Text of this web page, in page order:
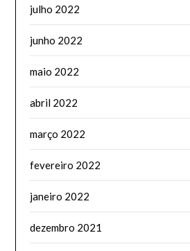
julho 2022
junho 2022
maio 2022
abril 2022
março 2022
fevereiro 2022
janeiro 2022
dezembro 2021